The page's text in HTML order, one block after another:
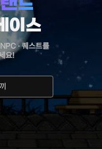
드
이스
· 퀘스트를
요!